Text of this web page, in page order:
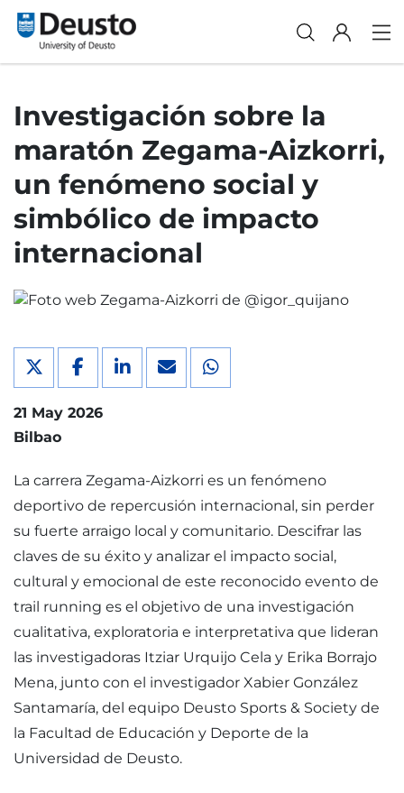
Investigación sobre la
maratón Zegama-Aizkorri,
un fenómeno social y
simbólico de impacto
internacional
21 May 2026
Bilbao
La carrera Zegama-Aizkorri es un fenómeno
deportivo de repercusión internacional, sin perder
su fuerte arraigo local y comunitario. Descifrar las
claves de su éxito y analizar el impacto social,
cultural y emocional de este reconocido evento de
trail running es el objetivo de una investigación
cualitativa, exploratoria e interpretativa que lideran
las investigadoras Itziar Urquijo Cela y Erika Borrajo
Mena, junto con el investigador Xabier González
Santamaría, del equipo Deusto Sports & Society de
la Facultad de Educación y Deporte de la
Universidad de Deusto.